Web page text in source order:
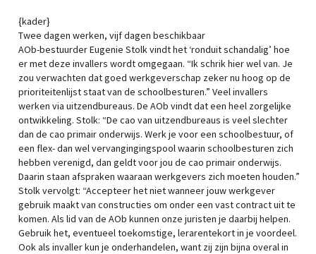
{kader}
Twee dagen werken, vijf dagen beschikbaar
AOb-bestuurder Eugenie Stolk vindt het ‘ronduit schandalig’ hoe
er met deze invallers wordt omgegaan. “Ik schrik hier wel van. Je
zou verwachten dat goed werkgeverschap zeker nu hoog op de
prioriteitenlijst staat van de schoolbesturen.” Veel invallers
werken via uitzendbureaus. De AOb vindt dat een heel zorgelijke
ontwikkeling. Stolk: “De cao van uitzendbureaus is veel slechter
dan de cao primair onderwijs. Werk je voor een schoolbestuur, of
een flex- dan wel vervangingingspool waarin schoolbesturen zich
hebben verenigd, dan geldt voor jou de cao primair onderwijs.
Daarin staan afspraken waaraan werkgevers zich moeten houden.”
Stolk vervolgt: “Accepteer het niet wanneer jouw werkgever
gebruik maakt van constructies om onder een vast contract uit te
komen. Als lid van de AOb kunnen onze juristen je daarbij helpen.
Gebruik het, eventueel toekomstige, lerarentekort in je voordeel.
Ook als invaller kun je onderhandelen, want zij zijn bijna overal in